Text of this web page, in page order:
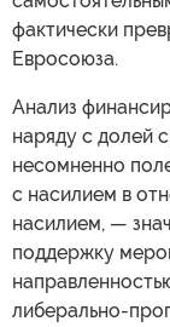
фактически
Евросоюза.
Анализ
наряду с долей
несомненно
с насилием в
насилием, —
поддержку
либерально-